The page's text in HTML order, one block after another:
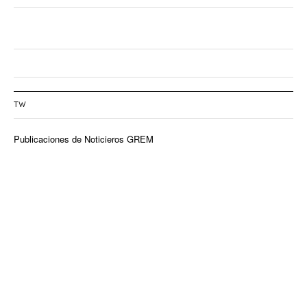
TW
Publicaciones de Noticieros GREM